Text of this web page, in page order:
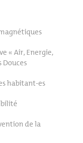
« Air, Energie,
habitant-es
de la